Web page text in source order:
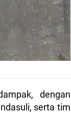
dengan
serta tim